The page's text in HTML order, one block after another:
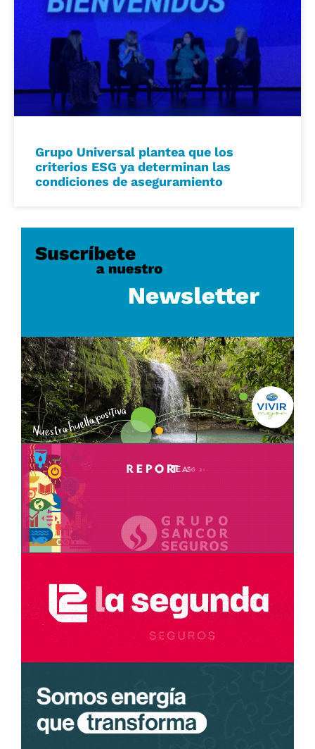
Grupo Universal plantea que los
criterios ESG ya determinan las
condiciones de aseguramiento